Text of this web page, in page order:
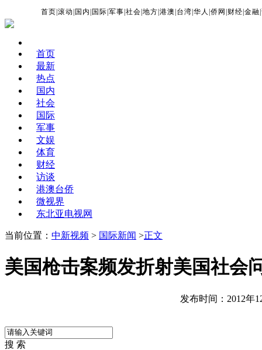
首页 |滚动 国内 国际 |军事 |社会 |地方 |港澳 台湾 |华人 |侨网 财经 |金融 |
首页
最新
热点
国内
社会
国际
军事
文娱
体育
财经
访谈
港澳台侨
微视界
东北亚电视网
当前位置： 中新视频 > 国际新闻 >正文
美国枪击案频发折射美国社会
发布时间：2012年
搜 索